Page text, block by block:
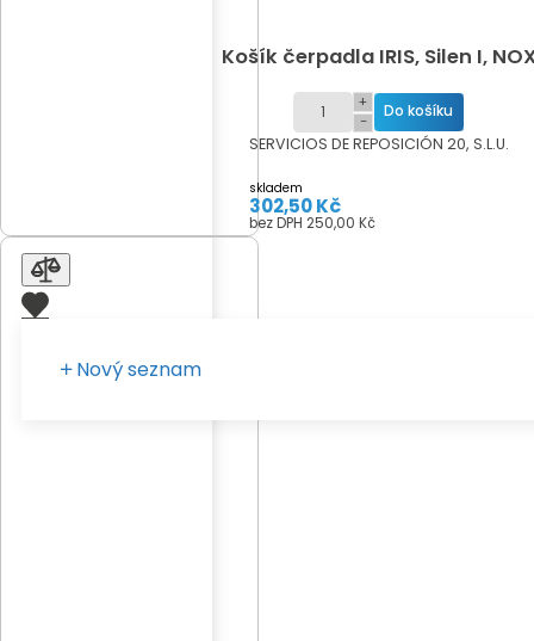
Košík čerpadla IRIS, Silen I,
+
−
SERVICIOS DE REPOSICIÓN 20, S.L.U.
skladem
302,50 Kč
bez DPH 250,00 Kč
Nový seznam
Zadejte vaše pojmenování seznamu